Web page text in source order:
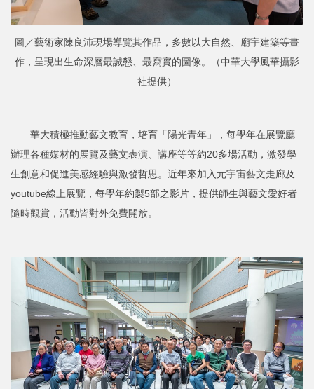
圖／藝術家陳良沛現場導覽其作品，多數以大自然、廟宇建築等畫
作，呈現出生命深層最誠懇、最寫實的圖像。（中華大學風華攝影
社提供）
華大積極推動藝文教育，培育「陽光青年」，每學年在展覽廳
辦理各種媒材的展覽及藝文表演、講座等等約20多場活動，激發學
生創意和促進美感經驗與激發哲思。近年來加入元宇宙藝文走廊及
youtube線上展覽，每學年約製5部之影片，提供師生與藝文愛好者
隨時觀賞，活動皆對外免費開放。